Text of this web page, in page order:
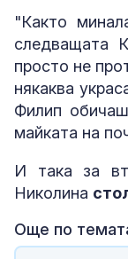
"Както
следващата
просто не
някаква
Филип
майката на
И така за
Николина
Още по